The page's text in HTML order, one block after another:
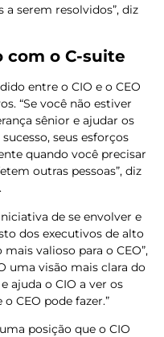
serem resolvidos”, diz
com o C-suite
entre o CIO e o CEO
“Se você não estiver
sênior e ajudar os
seus esforços
quando você precisar
outras pessoas”, diz
de se envolver e
dos executivos de alto
valioso para o CEO”,
uma visão mais clara do
ajuda o CIO a ver os
CEO pode fazer.”
posição que o CIO